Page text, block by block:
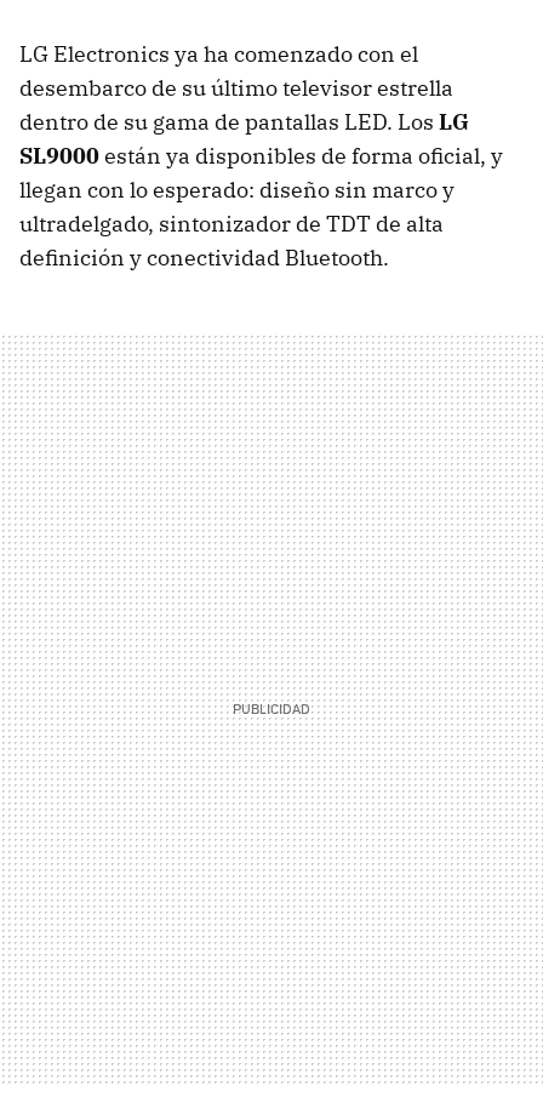
LG Electronics ya ha comenzado con el
desembarco de su último televisor estrella
dentro de su gama de pantallas LED. Los LG
SL9000están ya disponibles de forma oficial, y
llegan con lo esperado: diseño sin marco y
ultradelgado, sintonizador de TDT de alta
definición y conectividad Bluetooth.